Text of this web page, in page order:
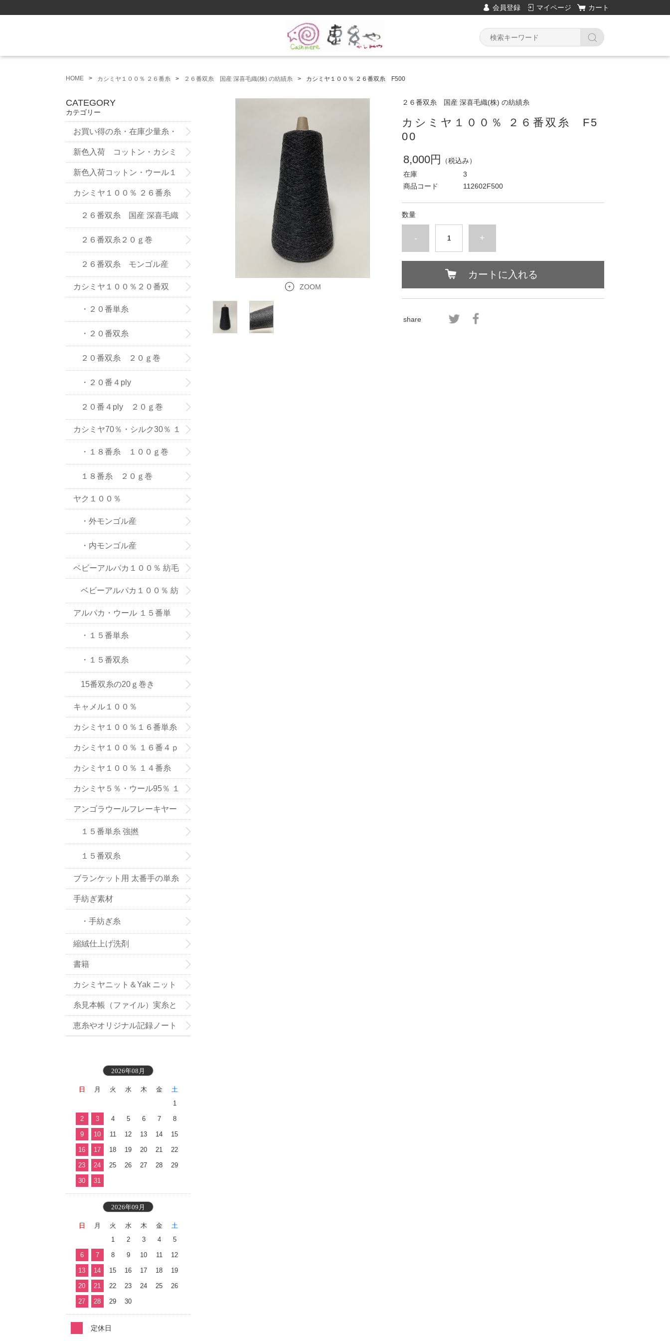
会員登録 マイページ カート
HOME カシミヤ１００％ ２６番糸 ２６番双糸 国産 深喜毛織(株) の紡績糸 カシミヤ１００％ ２６番双糸 F500
ZOOM
２６番双糸 国産 深喜毛織(株) の紡績糸
カシミヤ１００％ ２６番双糸 F5
00
8,000円
（税込み）
在庫
3
商品コード
112602F500
数量
- +
カートに入れる
share
CATEGORY
カテゴリー
お買い得の糸・在庫少量糸・
試作品
新色入荷 コットン・カシミ
ヤ ７５番糸3ply
新色入荷コットン・ウール１
２番双糸
カシミヤ１００％ ２６番糸
２６番双糸 国産 深喜毛織
(株) の紡績糸
２６番双糸２０ｇ巻
２６番双糸 モンゴル産
カシミヤ１００％２０番双
糸・単糸
・２０番単糸
・２０番双糸
２０番双糸 ２０ｇ巻
・２０番４ply
２０番４ply ２０ｇ巻
カシミヤ70％・シルク30％ １
８番糸
・１８番糸 １００ｇ巻
１８番糸 ２０ｇ巻
ヤク１００％
・外モンゴル産
・内モンゴル産
ベビーアルパカ１００％ 紡毛
ベビーアルパカ１００％ 紡
毛糸-２０ｇ巻き
アルパカ・ウール １５番単
糸、双糸
・１５番単糸
・１５番双糸
15番双糸の20ｇ巻き
キャメル１００％
カシミヤ１００％１６番単糸
（手織り用） ６色
カシミヤ１００％ １６番４ｐ
ｌｙ手編み用（中細タイプ）
カシミヤ１００％ １４番糸
（在庫限りで販売終了）
カシミヤ５％・ウール95％ １
６番単糸
アンゴラウールフレーキヤー
ン １５番糸
１５番単糸 強撚
１５番双糸
ブランケット用 太番手の単糸
手紡ぎ素材
・手紡ぎ糸
縮絨仕上げ洗剤
書籍
カシミヤニット＆Yak ニット
小物お買い得
糸見本帳（ファイル）実糸と
織地見本付き
恵糸やオリジナル記録ノート
2026年08月
日 月 火 水 木 金
土
1
2 3 4 5 6 7 8
9 10 11 12 13 14 15
16 17 18 19 20 21 22
23 24 25 26 27 28 29
30 31
2026年09月
日 月 火 水 木 金
土
1
2 3 4 5
6 7 8 9 10 11 12
13 14 15 16 17 18 19
20 21 22 23 24 25 26
27 28 29 30
定休日